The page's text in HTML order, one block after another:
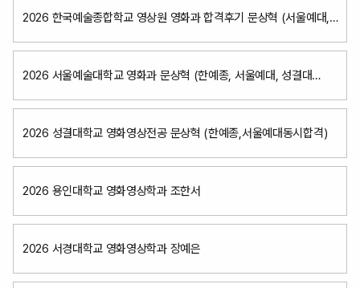
2026 한국예술종합학교 영상원 영화과 합격후기 문상혁 (서울예대,
2026 서울예술대학교 영화과 문상혁 (한예종, 서울예대, 성결대
2026 성결대학교 영화영상전공 문상혁 (한예종,서울예대동시합격)
2026 용인대학교 영화영상학과 조한서
2026 서경대학교 영화영상학과 장예은